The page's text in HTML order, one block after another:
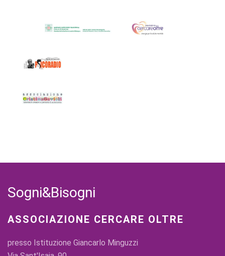
Sogni&Bisogni
ASSOCIAZIONE CERCARE OLTRE
presso Istituzione Giancarlo Minguzzi